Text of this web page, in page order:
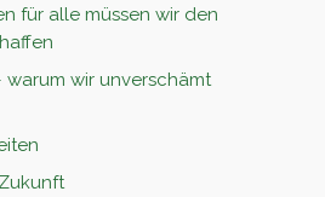
für alle müssen wir den
warum wir unverschämt